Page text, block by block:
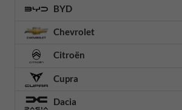
BYD
Chevrolet
Citroën
Cupra
Dacia